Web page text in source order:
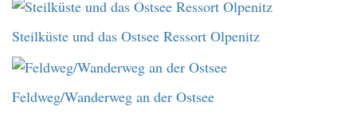
Steilküste und das Ostsee Ressort Olpenitz
Feldweg/Wanderweg an der Ostsee